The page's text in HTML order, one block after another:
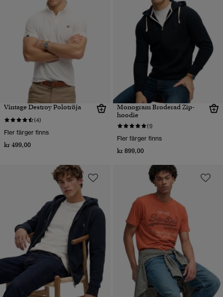
Vintage Destroy Polotröja
(4)
Fler färger finns
kr 499,00
Monogram Broderad Zip-
hoodie
(1)
Fler färger finns
kr 899,00